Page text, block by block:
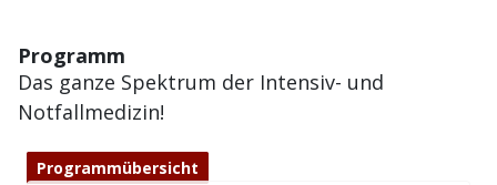
Programm
Das ganze Spektrum der Intensiv- und
Notfallmedizin!
Programmübersicht